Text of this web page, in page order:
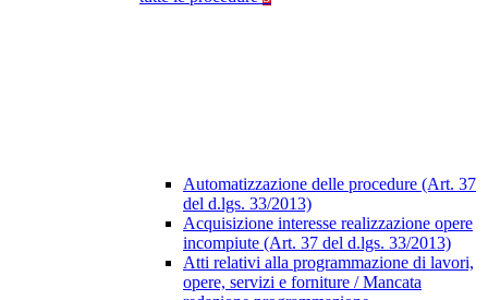
Automatizzazione delle procedure (Art. 37
del d.lgs. 33/2013)
Acquisizione interesse realizzazione opere
incompiute (Art. 37 del d.lgs. 33/2013)
Atti relativi alla programmazione di lavori,
opere, servizi e forniture / Mancata